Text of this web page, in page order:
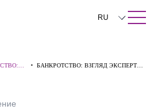
Закрыть
RU
中文
• БАНКРОТСТВО: ВЗГЛЯД ЭКСПЕРТА.